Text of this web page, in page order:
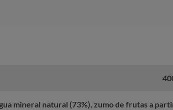
mineral natural (73%), zumo de frutas a